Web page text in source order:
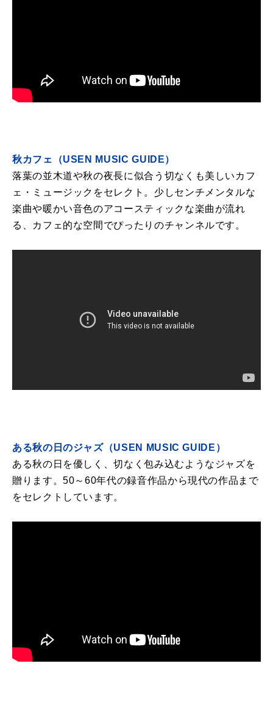
秋カフェ（USEN MUSIC GUIDE）
落葉の並木道や秋の夜長に似合う切なくも美しいカフ
ェ・ミュージックをセレクト。少しセンチメンタルな
楽曲や暖かい音色のアコースティックな楽曲が流れ
る、カフェ的な空間でぴったりのチャンネルです。
ある秋の日のジャズ（USEN MUSIC GUIDE）
ある秋の日を優しく、切なく包み込むようなジャズを
贈ります。50～60年代の録音作品から現代の作品まで
をセレクトしています。